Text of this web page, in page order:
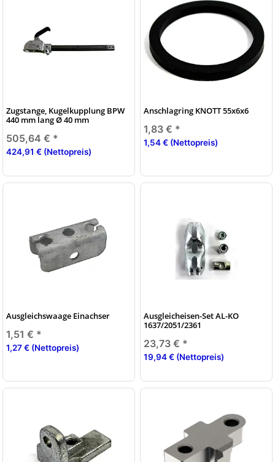
Zugstange, Kugelkupplung BPW
440 mm lang Ø 40 mm
505,64 € *
424,91 € (Nettopreis)
Anschlagring KNOTT 55x6x6
1,83 € *
1,54 € (Nettopreis)
Ausgleichswaage Einachser
1,51 € *
1,27 € (Nettopreis)
Ausgleicheisen-Set AL-KO
1637/2051/2361
23,73 € *
19,94 € (Nettopreis)